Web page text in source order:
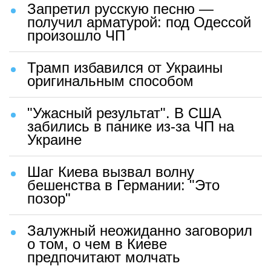
Запретил русскую песню —
получил арматурой: под Одессой
произошло ЧП
Трамп избавился от Украины
оригинальным способом
"Ужасный результат". В США
забились в панике из-за ЧП на
Украине
Шаг Киева вызвал волну
бешенства в Германии: "Это
позор"
Залужный неожиданно заговорил
о том, о чем в Киеве
предпочитают молчать